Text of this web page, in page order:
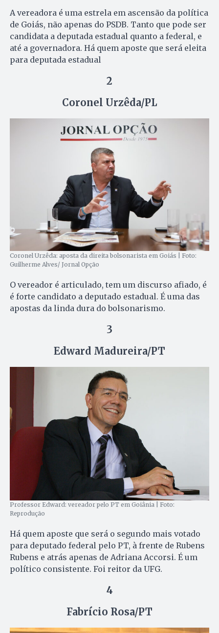
A vereadora é uma estrela em ascensão da política
de Goiás, não apenas do PSDB. Tanto que pode ser
candidata a deputada estadual quanto a federal, e
até a governadora. Há quem aposte que será eleita
para deputada estadual
2
Coronel Urzêda/PL
Coronel Urzêda: aposta da direita bolsonarista em Goiás | Foto:
Guilherme Alves/ Jornal Opção
O vereador é articulado, tem um discurso afiado, é
é forte candidato a deputado estadual. É uma das
apostas da linda dura do bolsonarismo.
3
Edward Madureira/PT
Professor Edward: vereador pelo PT em Goiânia | Foto:
Reprodução
Há quem aposte que será o segundo mais votado
para deputado federal pelo PT, à frente de Rubens
Rubens e atrás apenas de Adriana Accorsi. É um
político consistente. Foi reitor da UFG.
4
Fabrício Rosa/PT